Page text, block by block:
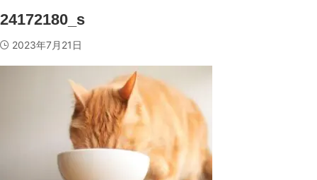
24172180_s
2023年7月21日